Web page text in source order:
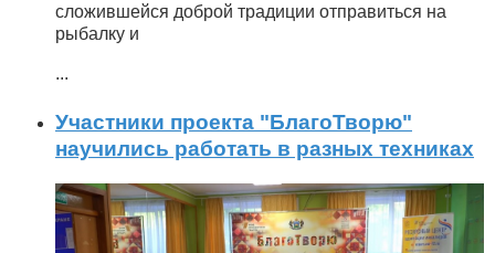
сложившейся доброй традиции отправиться на
рыбалку и
...
Участники проекта "БлагоТворю"
научились работать в разных техниках